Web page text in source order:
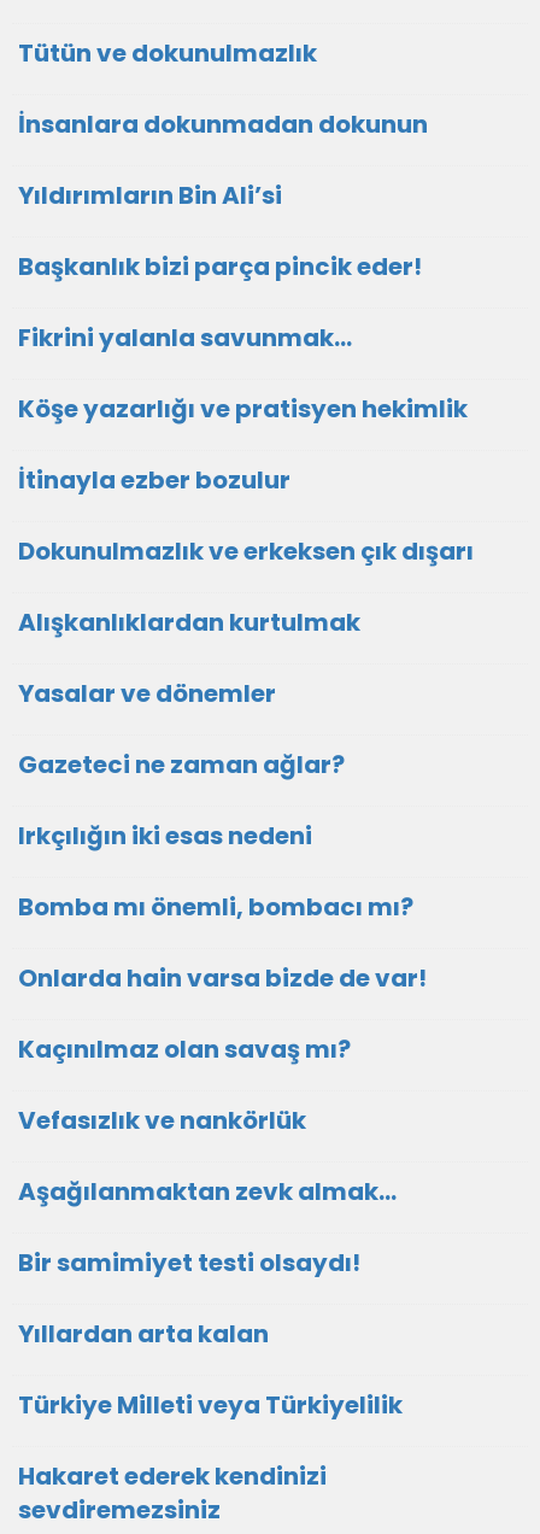
Tütün ve dokunulmazlık
İnsanlara dokunmadan dokunun
Yıldırımların Bin Ali’si
Başkanlık bizi parça pincik eder!
Fikrini yalanla savunmak…
Köşe yazarlığı ve pratisyen hekimlik
İtinayla ezber bozulur
Dokunulmazlık ve erkeksen çık dışarı
Alışkanlıklardan kurtulmak
Yasalar ve dönemler
Gazeteci ne zaman ağlar?
Irkçılığın iki esas nedeni
Bomba mı önemli, bombacı mı?
Onlarda hain varsa bizde de var!
Kaçınılmaz olan savaş mı?
Vefasızlık ve nankörlük
Aşağılanmaktan zevk almak…
Bir samimiyet testi olsaydı!
Yıllardan arta kalan
Türkiye Milleti veya Türkiyelilik
Hakaret ederek kendinizi
sevdiremezsiniz